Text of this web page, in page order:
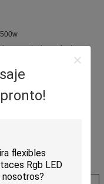
estacionamiento,
seguridad para la